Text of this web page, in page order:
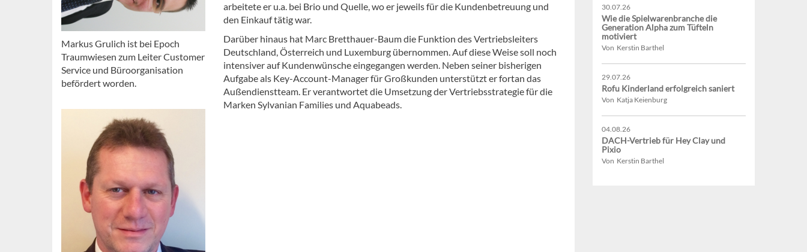
Markus Grulich ist bei Epoch
Traumwiesen zum Leiter Customer
Service und Büroorganisation
befördert worden.
arbeitete er u.a. bei Brio und Quelle, wo er jeweils für die Kundenbetreuung und
den Einkauf tätig war.
Darüber hinaus hat Marc Bretthauer-Baum die Funktion des Vertriebsleiters
Deutschland, Österreich und Luxemburg übernommen. Auf diese Weise soll noch
intensiver auf Kundenwünsche eingegangen werden. Neben seiner bisherigen
Aufgabe als Key-Account-Manager für Großkunden unterstützt er fortan das
Außendienstteam. Er verantwortet die Umsetzung der Vertriebsstrategie für die
Marken Sylvanian Families und Aquabeads.
30.07.26
Wie die Spielwarenbranche die
Generation Alpha zum Tüfteln
motiviert
Von Kerstin Barthel
29.07.26
Rofu Kinderland erfolgreich saniert
Von Katja Keienburg
04.08.26
DACH-Vertrieb für Hey Clay und
Pixio
Von Kerstin Barthel